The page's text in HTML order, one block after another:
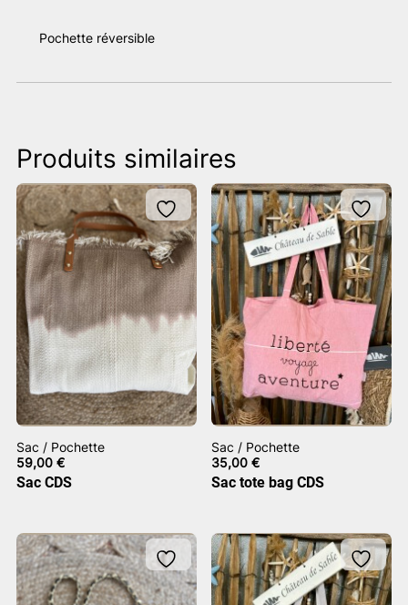
Pochette réversible
Produits similaires
Sac / Pochette
59,00 €
Sac CDS
Sac / Pochette
35,00€
Sac tote bag CDS